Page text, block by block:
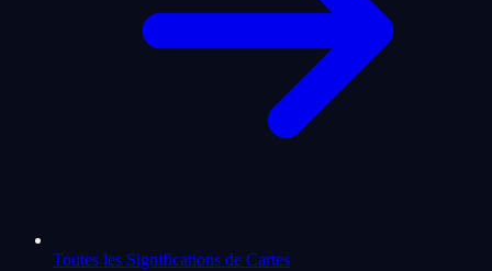
Toutes les Significations de Cartes